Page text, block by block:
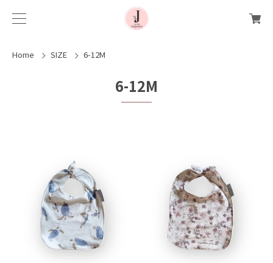
Home SIZE 6-12M
6-12M